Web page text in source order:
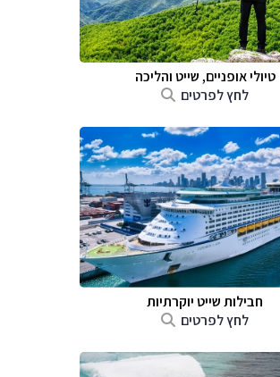
טיולי אופניים, שייט והליכה
לחץ לפרטים
חבילות שייט יוקרתיות
לחץ לפרטים